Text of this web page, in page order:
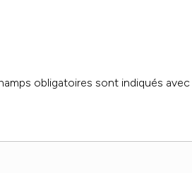
obligatoires sont indiqués